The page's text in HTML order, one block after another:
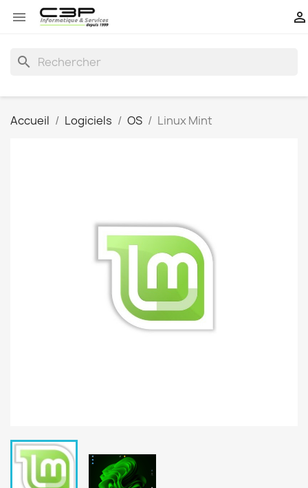
 
search
Accueil Logiciels OS Linux Mint